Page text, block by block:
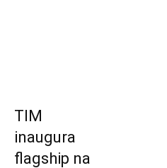
TIM
inaugura
flagship na